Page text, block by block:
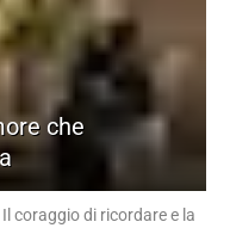
che
di ricordare e la